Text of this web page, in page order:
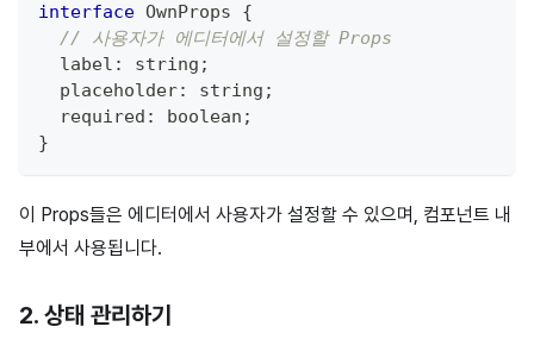
interface OwnProps
{
// 사용자가 에디터에서 설정할 Props
  label
: string ;
  placeholder
: string ;
  required
: boolean ;
}
이 Props들은 에디터에서 사용자가 설정할 수 있으며, 컴포넌트 내
부에서 사용됩니다.
2. 상태 관리하기